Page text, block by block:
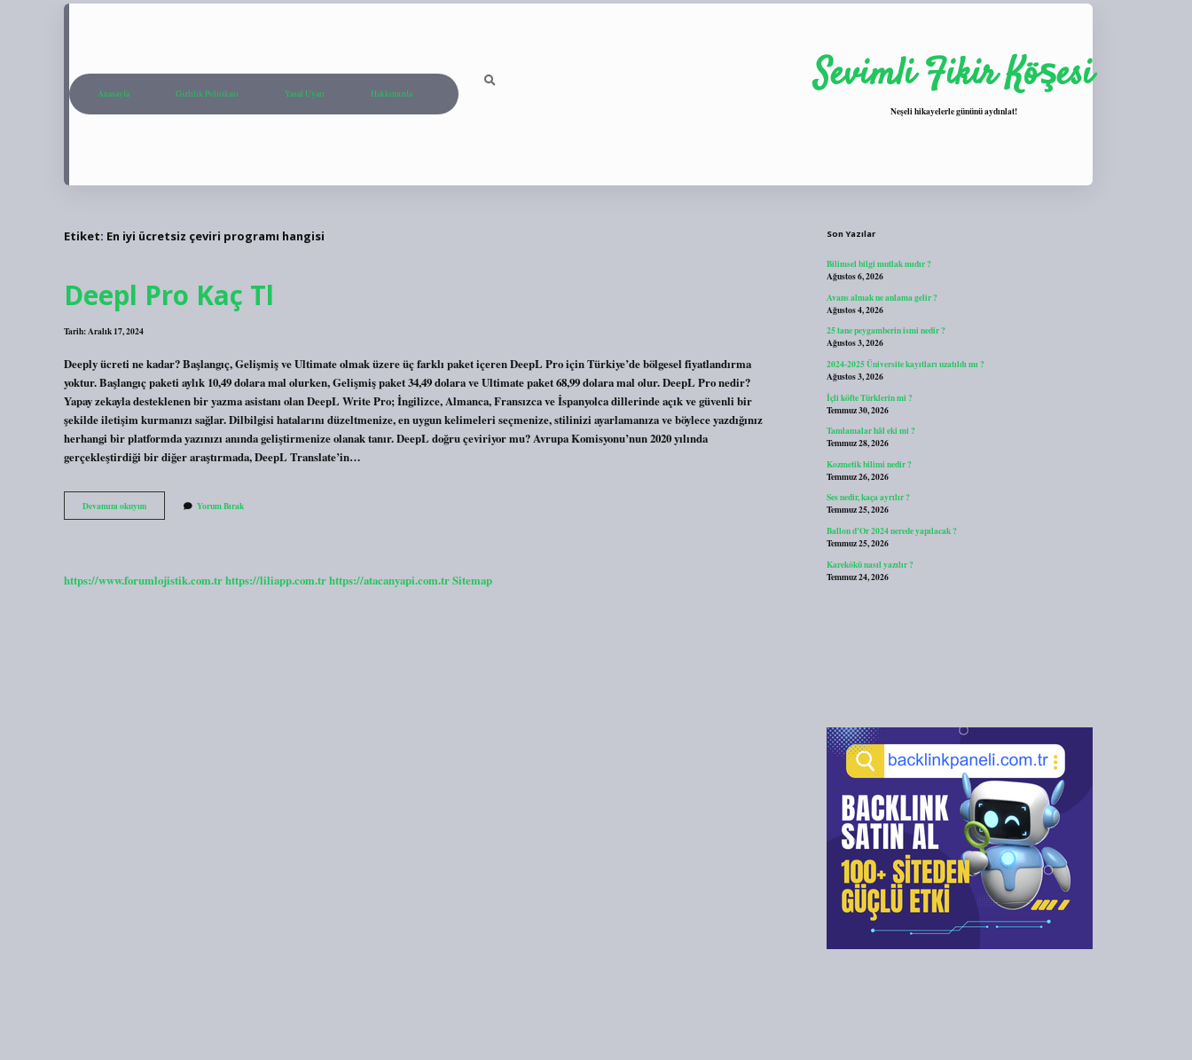
Anasayfa Gizlilik Politikası Yasal Uyarı Hakkımızda Sevimli Fikir Köşesi
Neşeli hikayelerle gününü aydınlat!
Etiket: En iyi ücretsiz çeviri programı hangisi
Deepl Pro Kaç Tl
Tarih: Aralık 17, 2024
Deeply ücreti ne kadar? Başlangıç, Gelişmiş ve Ultimate olmak üzere üç farklı paket içeren DeepL Pro için Türkiye’de bölgesel fiyatlandırma
yoktur. Başlangıç ​​paketi aylık 10,49 dolara mal olurken, Gelişmiş paket 34,49 dolara ve Ultimate paket 68,99 dolara mal olur. DeepL Pro nedir?
Yapay zekayla desteklenen bir yazma asistanı olan DeepL Write Pro; İngilizce, Almanca, Fransızca ve İspanyolca dillerinde açık ve güvenli bir
şekilde iletişim kurmanızı sağlar. Dilbilgisi hatalarını düzeltmenize, en uygun kelimeleri seçmenize, stilinizi ayarlamanıza ve böylece yazdığınız
herhangi bir platformda yazınızı anında geliştirmenize olanak tanır. DeepL doğru çeviriyor mu? Avrupa Komisyonu’nun 2020 yılında
gerçekleştirdiği bir diğer araştırmada, DeepL Translate’in…
Devamını okuyunDeepl
Pro
Yorum Bırak
https://www.forumlojistik.com.trhttps://liliapp.com.trhttps://atacanyapi.com.trSitemap
Son Yazılar
Bilimsel bilgi mutlak mıdır ?
Ağustos 6, 2026
Avans almak ne anlama gelir ?
Ağustos 4, 2026
25 tane peygamberin ismi nedir ?
Ağustos 3, 2026
2024-2025 Üniversite kayıtları uzatıldı mı ?
Ağustos 3, 2026
İçli köfte Türklerin mi ?
Temmuz 30, 2026
Tamlamalar hâl eki mi ?
Temmuz 28, 2026
Kozmetik bilimi nedir ?
Temmuz 26, 2026
Ses nedir, kaça ayrılır ?
Temmuz 25, 2026
Ballon d’Or 2024 nerede yapılacak ?
Temmuz 25, 2026
Karekökü nasıl yazılır ?
Temmuz 24, 2026